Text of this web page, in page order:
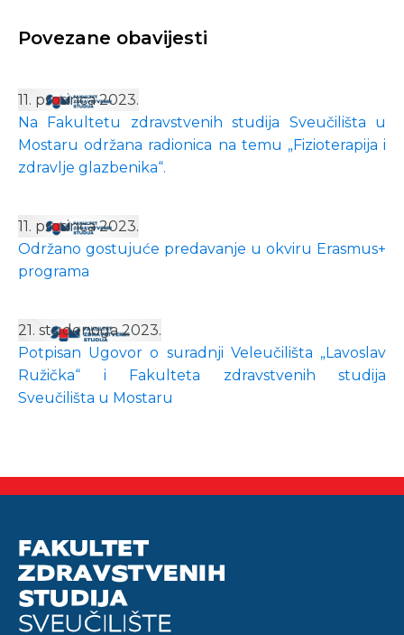
Povezane obavijesti
11. prosinca 2023.
Na Fakultetu zdravstvenih studija Sveučilišta u
Mostaru održana radionica na temu „Fizioterapija i
zdravlje glazbenika“.
11. prosinca 2023.
Održano gostujuće predavanje u okviru Erasmus+
programa
21. studenoga 2023.
Potpisan Ugovor o suradnji Veleučilišta „Lavoslav
Ružička“ i Fakulteta zdravstvenih studija
Sveučilišta u Mostaru